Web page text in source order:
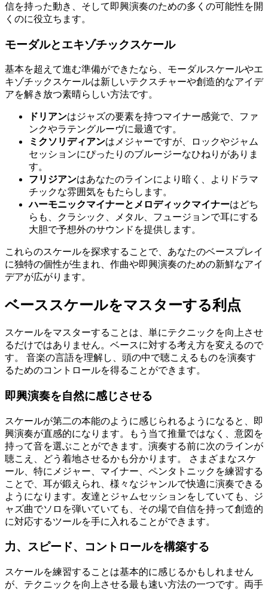
信を持った動き、そして即興演奏のための多くの可能性を開
くのに役立ちます。
モーダルとエキゾチックスケール
基本を超えて進む準備ができたなら、モーダルスケールやエ
キゾチックスケールは新しいテクスチャーや創造的なアイデ
アを解き放つ素晴らしい方法です。
ドリアンはジャズの要素を持つマイナー感覚で、ファ
ンクやラテングルーヴに最適です。
ミクソリディアンはメジャーですが、ロックやジャム
セッションにぴったりのブルージーなひねりがありま
す。
フリジアンはあなたのラインにより暗く、よりドラマ
チックな雰囲気をもたらします。
ハーモニックマイナーとメロディックマイナーはどち
らも、クラシック、メタル、フュージョンで耳にする
大胆で予想外のサウンドを提供します。
これらのスケールを探求することで、あなたのベースプレイ
に独特の個性が生まれ、作曲や即興演奏のための新鮮なアイ
デアが広がります。
ベーススケールをマスターする利点
スケールをマスターすることは、単にテクニックを向上させ
るだけではありません。ベースに対する考え方を変えるので
す。 音楽の言語を理解し、頭の中で聴こえるものを演奏す
るためのコントロールを得ることができます。
即興演奏を自然に感じさせる
スケールが第二の本能のように感じられるようになると、即
興演奏が直感的になります。もう当て推量ではなく、意図を
持って音を選ぶことができます。演奏する前に次のラインが
聴こえ、どう着地させるかも分かります。 さまざまなスケ
ール、特にメジャー、マイナー、ペンタトニックを練習する
ことで、耳が鍛えられ、様々なジャンルで快適に演奏できる
ようになります。友達とジャムセッションをしていても、ジ
ャズ曲でソロを弾いていても、その場で自信を持って創造的
に対応するツールを手に入れることができます。
力、スピード、コントロールを構築する
スケールを練習することは基本的に感じるかもしれません
が、テクニックを向上させる最も速い方法の一つです。両手